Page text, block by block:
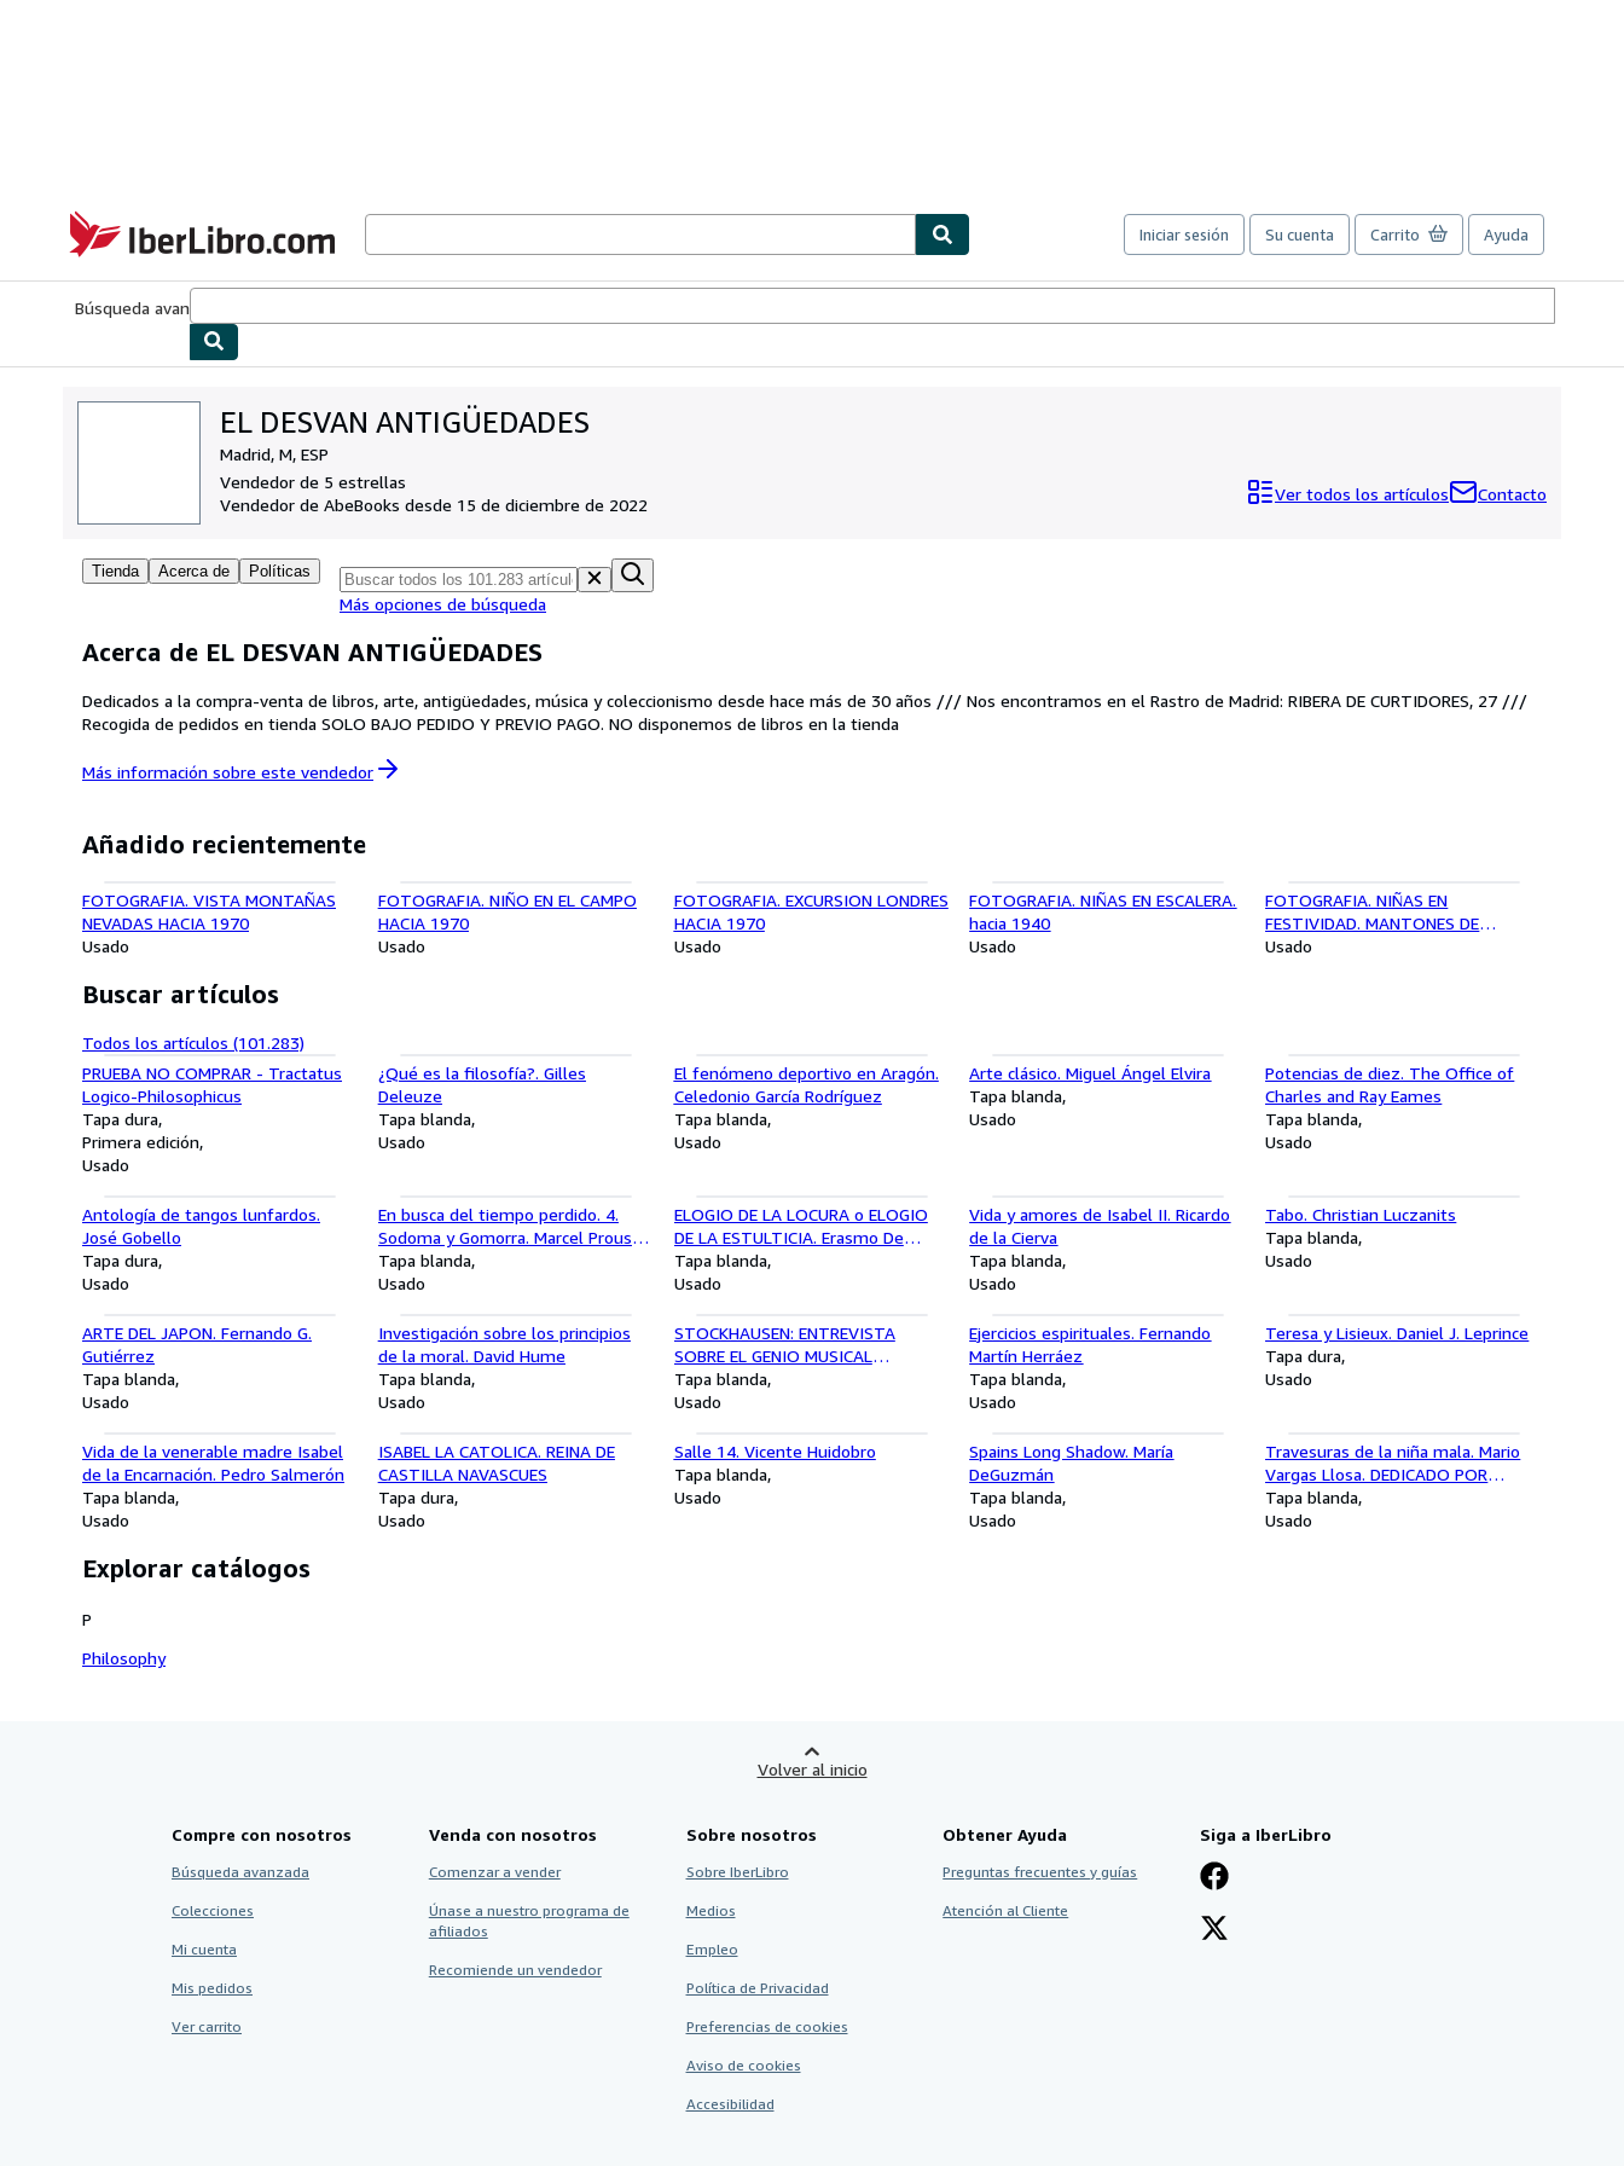
IberLibro.com
Iniciar sesión Su cuenta Carrito Ayuda
Búsqueda avanzada
EL DESVAN ANTIGÜEDADES
Madrid, M, ESP
Vendedor de 5 estrellas
Vendedor de AbeBooks desde 15 de diciembre de 2022
Ver todos los artículos Contacto
Tienda Acerca de Políticas
Más opciones de búsqueda
Acerca de EL DESVAN ANTIGÜEDADES
Dedicados a la compra-venta de libros, arte, antigüedades, música y coleccionismo desde hace más de 30 años /// Nos encontramos en el Rastro de Madrid: RIBERA DE CURTIDORES, 27 ///
Recogida de pedidos en tienda SOLO BAJO PEDIDO Y PREVIO PAGO. NO disponemos de libros en la tienda
Más información sobre este vendedor
Añadido recientemente
FOTOGRAFIA. VISTA MONTAÑAS
NEVADAS HACIA 1970
Usado
FOTOGRAFIA. NIÑO EN EL CAMPO
HACIA 1970
Usado
FOTOGRAFIA. EXCURSION LONDRES
HACIA 1970
Usado
FOTOGRAFIA. NIÑAS EN ESCALERA.
hacia 1940
Usado
FOTOGRAFIA. NIÑAS EN
FESTIVIDAD. MANTONES DE
MANILA SIGLO XIX hacia 1940
Usado
Buscar artículos
Todos los artículos (101.283)
PRUEBA NO COMPRAR - Tractatus
Logico-Philosophicus
Tapa dura
Primera edición
Usado
¿Qué es la filosofía?. Gilles
Deleuze
Tapa blanda
Usado
El fenómeno deportivo en Aragón.
Celedonio García Rodríguez
Tapa blanda
Usado
Arte clásico. Miguel Ángel Elvira
Tapa blanda
Usado
Potencias de diez. The Office of
Charles and Ray Eames
Tapa blanda
Usado
Antología de tangos lunfardos.
José Gobello
Tapa dura
Usado
En busca del tiempo perdido. 4.
Sodoma y Gomorra. Marcel Proust.
2004
Tapa blanda
Usado
ELOGIO DE LA LOCURA o ELOGIO
DE LA ESTULTICIA. Erasmo De
Rotterdam
Tapa blanda
Usado
Vida y amores de Isabel II. Ricardo
de la Cierva
Tapa blanda
Usado
Tabo. Christian Luczanits
Tapa blanda
Usado
ARTE DEL JAPON. Fernando G.
Gutiérrez
Tapa blanda
Usado
Investigación sobre los principios
de la moral. David Hume
Tapa blanda
Usado
STOCKHAUSEN: ENTREVISTA
SOBRE EL GENIO MUSICAL
TANNENBAUM
Tapa blanda
Usado
Ejercicios espirituales. Fernando
Martín Herráez
Tapa blanda
Usado
Teresa y Lisieux. Daniel J. Leprince
Tapa dura
Usado
Vida de la venerable madre Isabel
de la Encarnación. Pedro Salmerón
Tapa blanda
Usado
ISABEL LA CATOLICA. REINA DE
CASTILLA NAVASCUES
Tapa dura
Usado
Salle 14. Vicente Huidobro
Tapa blanda
Usado
Spains Long Shadow. María
DeGuzmán
Tapa blanda
Usado
Travesuras de la niña mala. Mario
Vargas Llosa. DEDICADO POR
AUTOR
Tapa blanda
Usado
Explorar catálogos
P
Philosophy
Volver al inicio
Compre con nosotros
Búsqueda avanzada
Colecciones
Mi cuenta
Mis pedidos
Ver carrito
Venda con nosotros
Comenzar a vender
Únase a nuestro programa de
afiliados
Recomiende un vendedor
Sobre nosotros
Sobre IberLibro
Medios
Empleo
Política de Privacidad
Preferencias de cookies
Aviso de cookies
Accesibilidad
Obtener Ayuda
Preguntas frecuentes y guías
Atención al Cliente
Siga a IberLibro